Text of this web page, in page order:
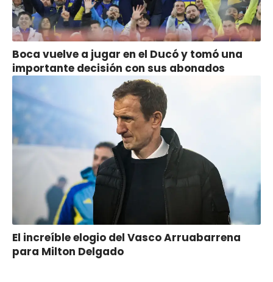
Boca vuelve a jugar en el Ducó y tomó una
importante decisión con sus abonados
El increíble elogio del Vasco Arruabarrena
para Milton Delgado